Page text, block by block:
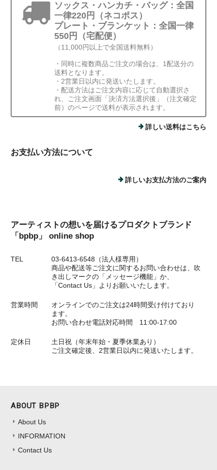
ソックス・ハンカチ・バッグ：全国
一律220円（ネコポス）
プレート・ブランケット：全国一律
550円（宅配便）
（11,000円以上で全国送料無料）
・同時に複数商品ご注文の場合は、1配送分の
送料となります。
・2営業日以内に発送いたします。
・配送方法はご注文内容に応じて自動選択さ
れ、ご注文画面「決済方法選択後」（注文確定
前）のページで送料が表示されます。
詳しい送料はこちら
お支払い方法について
詳しいお支払方法のご案内
アーティストの想いを届けるプロダクトブランド
「bpbp」 online shop
TEL
03-6413-6548（法人様専用）
商品や配送等ご注文に関するお問い合わせは、吹
き出しマークの「メッセージ機能」か、
「Contact Us」よりお願いいたします。
営業時間
オンラインでのご注文は24時間受け付けており
ます。
お問い合わせ電話対応時間 11:00-17:00
定休日
土日祝（年末年始・夏季休業あり）
ご注文確定後、2営業日以内に発送いたします。
ABOUT BPBP
About Us
INFORMATION
Contact Us